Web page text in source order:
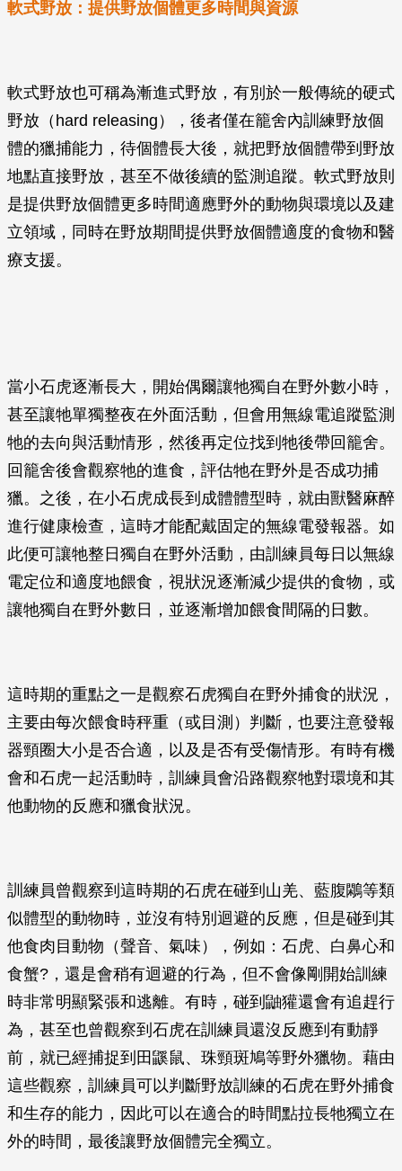
軟式野放：提供野放個體更多時間與資源
軟式野放也可稱為漸進式野放，有別於一般傳統的硬式
野放（hard releasing），後者僅在籠舍內訓練野放個
體的獵捕能力，待個體長大後，就把野放個體帶到野放
地點直接野放，甚至不做後續的監測追蹤。軟式野放則
是提供野放個體更多時間適應野外的動物與環境以及建
立領域，同時在野放期間提供野放個體適度的食物和醫
療支援。
當小石虎逐漸長大，開始偶爾讓牠獨自在野外數小時，
甚至讓牠單獨整夜在外面活動，但會用無線電追蹤監測
牠的去向與活動情形，然後再定位找到牠後帶回籠舍。
回籠舍後會觀察牠的進食，評估牠在野外是否成功捕
獵。之後，在小石虎成長到成體體型時，就由獸醫麻醉
進行健康檢查，這時才能配戴固定的無線電發報器。如
此便可讓牠整日獨自在野外活動，由訓練員每日以無線
電定位和適度地餵食，視狀況逐漸減少提供的食物，或
讓牠獨自在野外數日，並逐漸增加餵食間隔的日數。
這時期的重點之一是觀察石虎獨自在野外捕食的狀況，
主要由每次餵食時秤重（或目測）判斷，也要注意發報
器頸圈大小是否合適，以及是否有受傷情形。有時有機
會和石虎一起活動時，訓練員會沿路觀察牠對環境和其
他動物的反應和獵食狀況。
訓練員曾觀察到這時期的石虎在碰到山羌、藍腹鷴等類
似體型的動物時，並沒有特別迴避的反應，但是碰到其
他食肉目動物（聲音、氣味），例如：石虎、白鼻心和
食蟹?，還是會稍有迴避的行為，但不會像剛開始訓練
時非常明顯緊張和逃離。有時，碰到鼬獾還會有追趕行
為，甚至也曾觀察到石虎在訓練員還沒反應到有動靜
前，就已經捕捉到田鼷鼠、珠頸斑鳩等野外獵物。藉由
這些觀察，訓練員可以判斷野放訓練的石虎在野外捕食
和生存的能力，因此可以在適合的時間點拉長牠獨立在
外的時間，最後讓野放個體完全獨立。